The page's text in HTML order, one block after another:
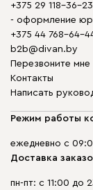
+375 29 118-36-
- оформление
+375 44 768-64-
b2b@divan.by
Перезвоните мне
Контакты
Написать
Режим работы
ежедневно с
Доставка
пн-пт: с 11:00 до